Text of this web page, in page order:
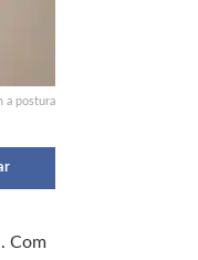
a postura
Com